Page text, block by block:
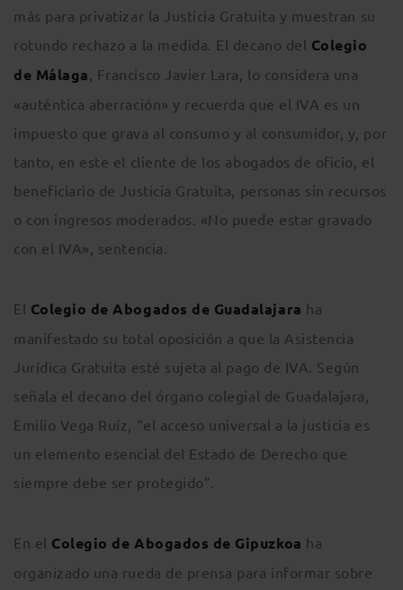
más para privatizar la Justicia Gratuita y muestran su
rotundo rechazo a la medida. El decano del Colegio
de Málaga, Francisco Javier Lara, lo considera una
«auténtica aberración» y recuerda que el IVA es un
impuesto que grava al consumo y al consumidor, y, por
tanto, en este el cliente de los abogados de oficio, el
beneficiario de Justicia Gratuita, personas sin recursos
o con ingresos moderados. «No puede estar gravado
con el IVA», sentencia.
El Colegio de Abogados de Guadalajara ha
manifestado su total oposición a que la Asistencia
Jurídica Gratuita esté sujeta al pago de IVA. Según
señala el decano del órgano colegial de Guadalajara,
Emilio Vega Ruíz, “el acceso universal a la justicia es
un elemento esencial del Estado de Derecho que
siempre debe ser protegido”.
En el Colegio de Abogados de Gipuzkoa ha
organizado una rueda de prensa para informar sobre